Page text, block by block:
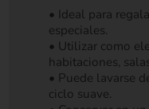
• Ideal para
especiales.
• Utilizar como
habitaciones,
• Puede lavarse
ciclo suave.